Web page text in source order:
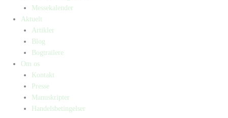
Messekalender
Aktuelt
Artikler
Blog
Bogtrailere
Om os
Kontakt
Presse
Manuskripter
Handelsbetingelser